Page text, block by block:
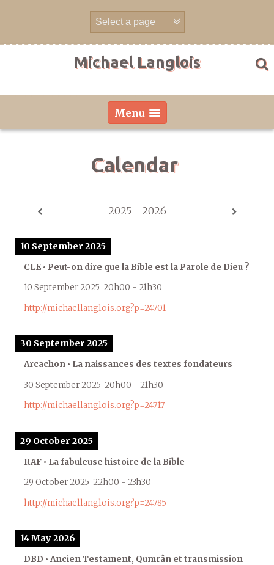
Michael Langlois
Menu
Calendar
2025 - 2026
10 September 2025
CLE • Peut-on dire que la Bible est la Parole de Dieu ?
10 September 2025 20h00 - 21h30
http://michaellanglois.org?p=24701
30 September 2025
Arcachon • La naissances des textes fondateurs
30 September 2025 20h00 - 21h30
http://michaellanglois.org?p=24717
29 October 2025
RAF • La fabuleuse histoire de la Bible
29 October 2025 22h00 - 23h30
http://michaellanglois.org?p=24785
14 May 2026
DBD • Ancien Testament, Qumrân et transmission